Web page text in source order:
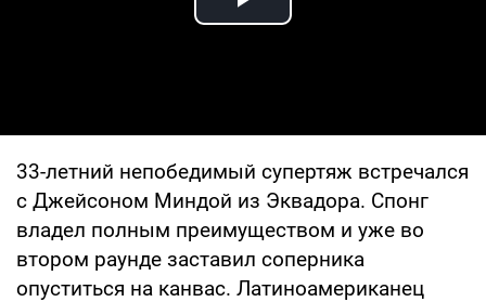
Play Video
33-летний непобедимый супертяж встречался
с Джейсоном Миндой из Эквадора. Спонг
владел полным преимуществом и уже во
втором раунде заставил соперника
опуститься на канвас. Латиноамериканец